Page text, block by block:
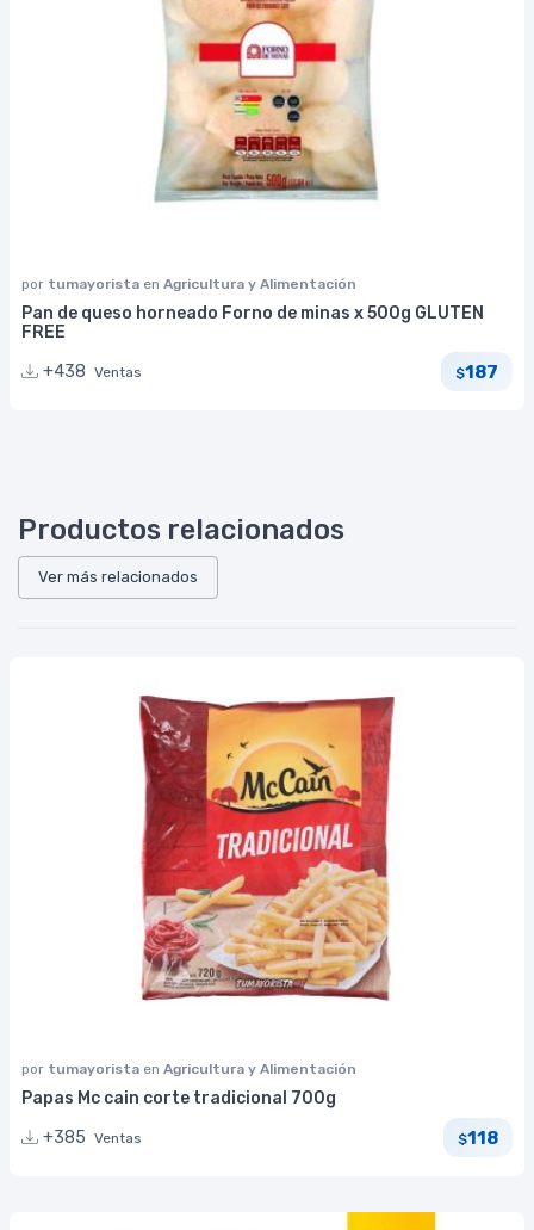
por tumayorista en Agricultura y Alimentación
Pan de queso horneado Forno de minas x 500g GLUTEN
FREE
+438 Ventas $187
Productos relacionados
Ver más relacionados
por tumayorista en Agricultura y Alimentación
Papas Mc cain corte tradicional 700g
+385 Ventas $118